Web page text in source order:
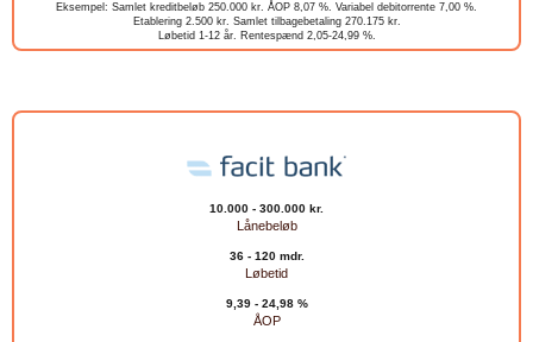
Eksempel: Samlet kreditbeløb 250.000 kr. ÅOP 8,07 %. Variabel debitorrente 7,00 %.
Etablering 2.500 kr. Samlet tilbagebetaling 270.175 kr.
Løbetid 1-12 år. Rentespænd 2,05-24,99 %.
10.000 - 300.000 kr.
Lånebeløb
36 - 120 mdr.
Løbetid
9,39 - 24,98 %
ÅOP